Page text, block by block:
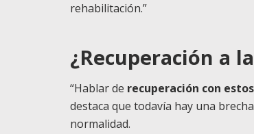
rehabilitación.”
¿Recuperación a
“Hablar de recuperación con
destaca que todavía hay una
normalidad.